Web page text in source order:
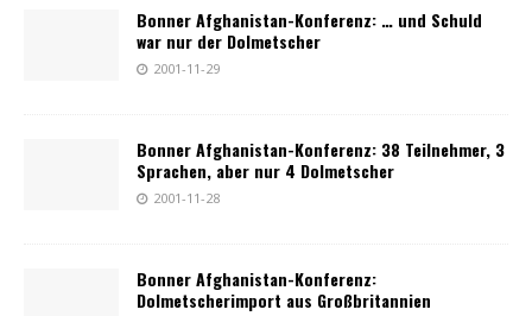
Bonner Afghanistan-Konferenz: … und Schuld
war nur der Dolmetscher
2001-11-29
Bonner Afghanistan-Konferenz: 38 Teilnehmer, 3
Sprachen, aber nur 4 Dolmetscher
2001-11-28
Bonner Afghanistan-Konferenz:
Dolmetscherimport aus Großbritannien